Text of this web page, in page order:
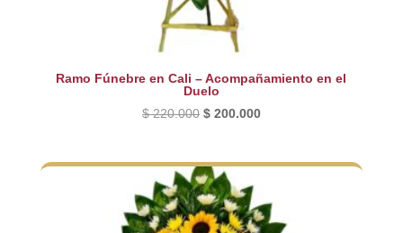
Ramo Fúnebre en Cali – Acompañamiento en el
Duelo
$220.000 El
era:
$ 220.000.
$200.000El